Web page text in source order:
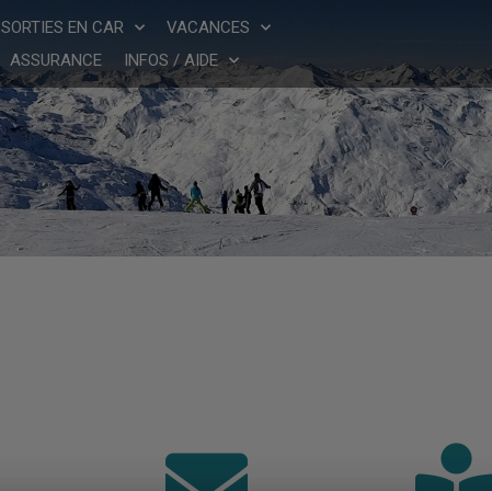
SORTIES EN CAR
VACANCES
ASSURANCE INFOS / AIDE